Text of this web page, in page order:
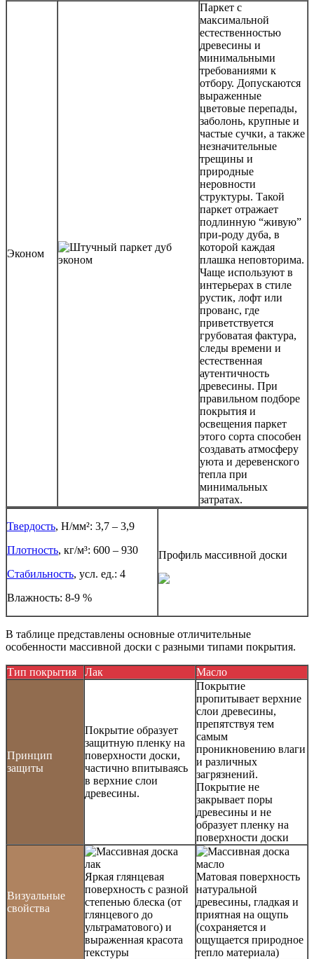
Эконом
Паркет с
максимальной
естественностью
древесины и
минимальными
требованиями к
отбору. Допускаются
выраженные
цветовые перепады,
заболонь, крупные и
частые сучки, а также
незначительные
трещины и
природные
неровности
структуры. Такой
паркет отражает
подлинную “живую”
при-роду дуба, в
которой каждая
плашка неповторима.
Чаще используют в
интерьерах в стиле
рустик, лофт или
прованс, где
приветствуется
грубоватая фактура,
следы времени и
естественная
аутентичность
древесины. При
правильном подборе
покрытия и
освещения паркет
этого сорта способен
создавать атмосферу
уюта и деревенского
тепла при
минимальных
затратах.
Твердость, Н/мм²: 3,7 – 3,9
Плотность, кг/м³: 600 – 930
Стабильность, усл. ед.: 4
Влажность: 8-9 %
Профиль массивной доски
В таблице представлены основные отличительные
особенности массивной доски с разными типами покрытия.
Тип покрытия Лак Масло
Принцип
защиты
Покрытие образует
защитную пленку на
поверхности доски,
частично впитываясь
в верхние слои
древесины.
Покрытие
пропитывает верхние
слои древесины,
препятствуя тем
самым
проникновению влаги
и различных
загрязнений.
Покрытие не
закрывает поры
древесины и не
образует пленку на
поверхности доски
Визуальные
свойства
Яркая глянцевая
поверхность с разной
степенью блеска (от
глянцевого до
ультраматового) и
выраженная красота
текстуры
Матовая поверхность
натуральной
древесины, гладкая и
приятная на ощупь
(сохраняется и
ощущается природное
тепло материала)